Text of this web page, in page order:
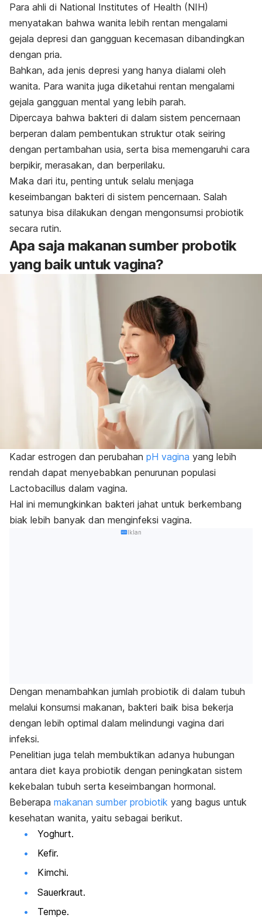
Para ahli di National Institutes of Health (NIH)
menyatakan bahwa wanita lebih rentan mengalami
gejala depresi dan gangguan kecemasan dibandingkan
dengan pria.
Bahkan, ada jenis depresi yang hanya dialami oleh
wanita. Para wanita juga diketahui rentan mengalami
gejala gangguan mental yang lebih parah.
Dipercaya bahwa bakteri di dalam sistem pencernaan
berperan dalam pembentukan struktur otak seiring
dengan pertambahan usia, serta bisa memengaruhi cara
berpikir, merasakan, dan berperilaku.
Maka dari itu, penting untuk selalu menjaga
keseimbangan bakteri di sistem pencernaan. Salah
satunya bisa dilakukan dengan mengonsumsi probiotik
secara rutin.
Apa saja makanan sumber probotik
yang baik untuk vagina?
Kadar estrogen dan perubahan pH vagina yang lebih
rendah dapat menyebabkan penurunan populasi
Lactobacillus dalam vagina.
Hal ini memungkinkan bakteri jahat untuk berkembang
biak lebih banyak dan menginfeksi vagina.
Iklan
Dengan menambahkan jumlah probiotik di dalam tubuh
melalui konsumsi makanan, bakteri baik bisa bekerja
dengan lebih optimal dalam melindungi vagina dari
infeksi.
Penelitian juga telah membuktikan adanya hubungan
antara diet kaya probiotik dengan peningkatan sistem
kekebalan tubuh serta keseimbangan hormonal.
Beberapa makanan sumber probiotik yang bagus untuk
kesehatan wanita, yaitu sebagai berikut.
Yoghurt.
Kefir.
Kimchi.
Sauerkraut.
Tempe.